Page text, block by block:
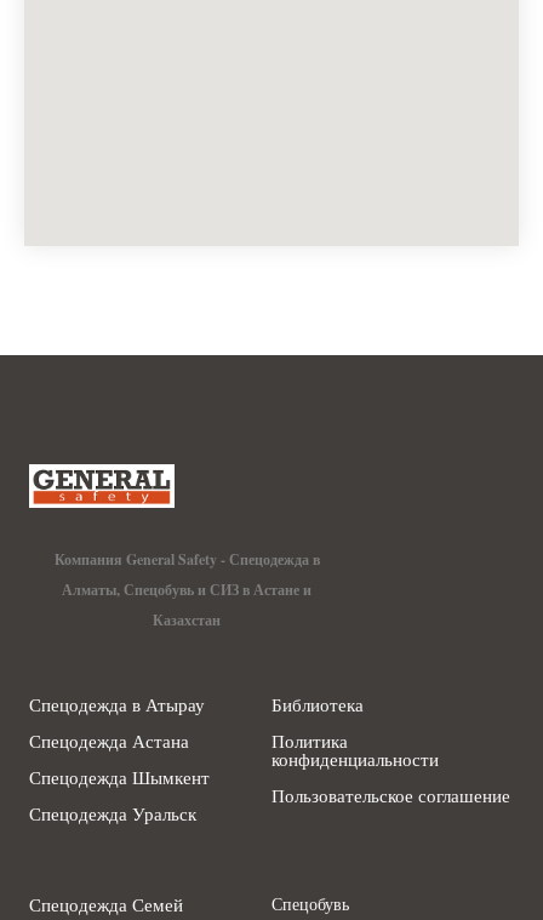
Компания General Safety - Спецодежда в
Алматы, Спецобувь и СИЗ в Астане и
Казахстан
Спецодежда в Атырау
Спецодежда Астана
Спецодежда Шымкент
Спецодежда Уральск
Библиотека
Политика
конфиденциальности
Пользовательское соглашение
Спецодежда Семей Спецобувь